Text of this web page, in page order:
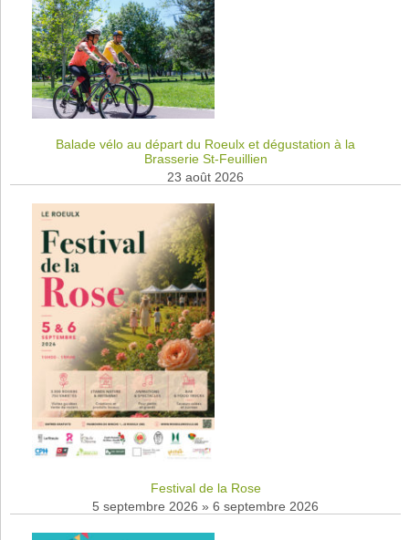
Balade vélo au départ du Roeulx et dégustation à la
Brasserie St-Feuillien
23 août 2026
Festival de la Rose
5 septembre 2026 » 6 septembre 2026